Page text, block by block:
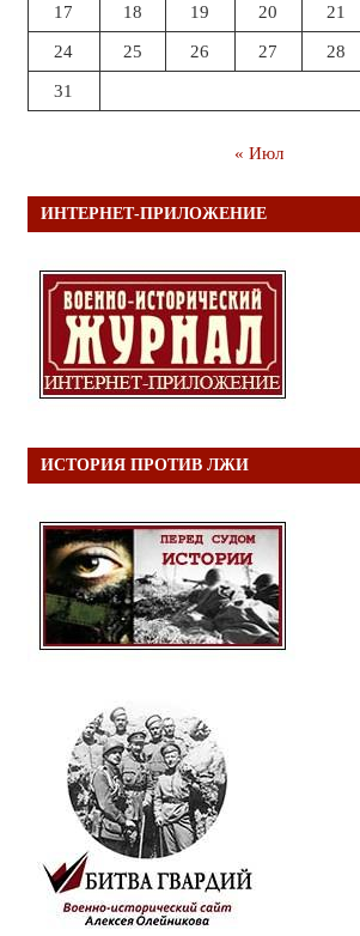
17 18 19 20 21
24 25 26 27 28
31
« Июл
ИНТЕРНЕТ-ПРИЛОЖЕНИЕ
ИСТОРИЯ ПРОТИВ ЛЖИ